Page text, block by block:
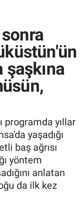
şaşkına
programda yıllar
yaşadığı
baş ağrısı
yöntem
anlatan
da ilk kez